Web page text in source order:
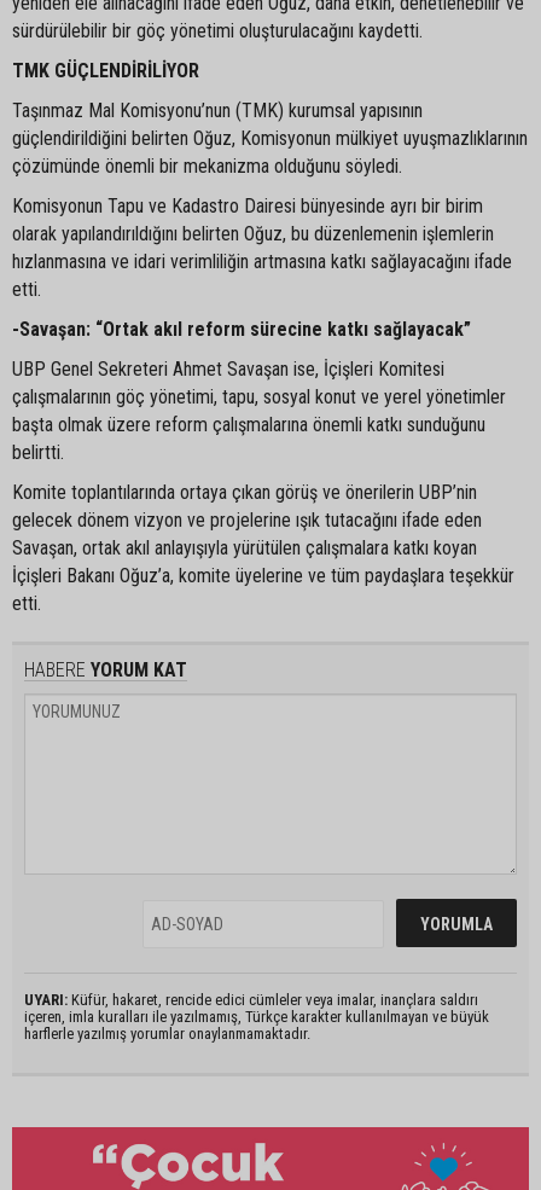
sürdürülebilir bir göç yönetimi oluşturulacağını kaydetti.
TMK GÜÇLENDİRİLİYOR
Taşınmaz Mal Komisyonu’nun (TMK) kurumsal yapısının
güçlendirildiğini belirten Oğuz, Komisyonun mülkiyet uyuşmazlıklarının
çözümünde önemli bir mekanizma olduğunu söyledi.
Komisyonun Tapu ve Kadastro Dairesi bünyesinde ayrı bir birim
olarak yapılandırıldığını belirten Oğuz, bu düzenlemenin işlemlerin
hızlanmasına ve idari verimliliğin artmasına katkı sağlayacağını ifade
etti.
-Savaşan: “Ortak akıl reform sürecine katkı sağlayacak”
UBP Genel Sekreteri Ahmet Savaşan ise, İçişleri Komitesi
çalışmalarının göç yönetimi, tapu, sosyal konut ve yerel yönetimler
başta olmak üzere reform çalışmalarına önemli katkı sunduğunu
belirtti.
Komite toplantılarında ortaya çıkan görüş ve önerilerin UBP’nin
gelecek dönem vizyon ve projelerine ışık tutacağını ifade eden
Savaşan, ortak akıl anlayışıyla yürütülen çalışmalara katkı koyan
İçişleri Bakanı Oğuz’a, komite üyelerine ve tüm paydaşlara teşekkür
etti.
HABERE YORUM KAT
UYARI: Küfür, hakaret, rencide edici cümleler veya imalar, inançlara saldırı
içeren, imla kuralları ile yazılmamış, Türkçe karakter kullanılmayan ve büyük
harflerle yazılmış yorumlar onaylanmamaktadır.